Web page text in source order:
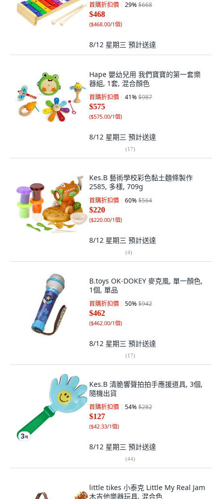
首購折扣價 29%$668
$468
($468.00/1個)
8/12 星期三 預計送達
Hape 嬰幼兒用 我們寶寶的第一套樂
器組, 1套, 混合顏色
首購折扣價 41%$987
$575
($575.00/1個)
8/12 星期三 預計送達
(17)
Kes.B 藝術學校彩色黏土麵條製作
2585, 多樣, 709g
首購折扣價 60%$564
$220
($220.00/1個)
8/12 星期三 預計送達
(4)
B.toys OK-DOKEY 麥克風, 單一顏色,
1個, 單品
首購折扣價 50%$942
$462
($462.00/1個)
8/12 星期三 預計送達
(17)
Kes.B 清脆響聲拍拍手應援道具, 3個,
隨機出貨
首購折扣價 54%$282
$127
($42.33/1個)
8/12 星期三 預計送達
(44)
little tikes 小泰克 Little My Real Jam
木吉他樂器玩具, 混合色